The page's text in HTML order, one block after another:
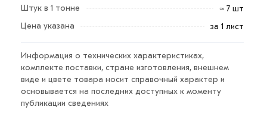
поддаются деформации. Предлагаем купить лист
алюминиевый рифлёный 4,0 мм 1500х3000 мм по
Для приобретения данной позиции, кликните мышкой
«Добавить в корзину»или нажмите на кнопку
«Быстрый заказ» . Также можете купить позвонив по
контактам указанным на сайте.
Штук в 1 тонне
≈ 7 шт
Цена указана
за 1 лист
Информация о технических характеристиках,
комплекте поставки, стране изготовления, внешнем
виде и цвете товара носит справочный характер и
основывается на последних доступных к моменту
публикации сведениях